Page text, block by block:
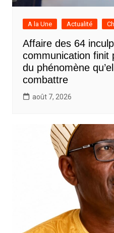
A la Une Actualité
Affaire des 64
communication finit
du phénomène
combattre
août 7, 2026